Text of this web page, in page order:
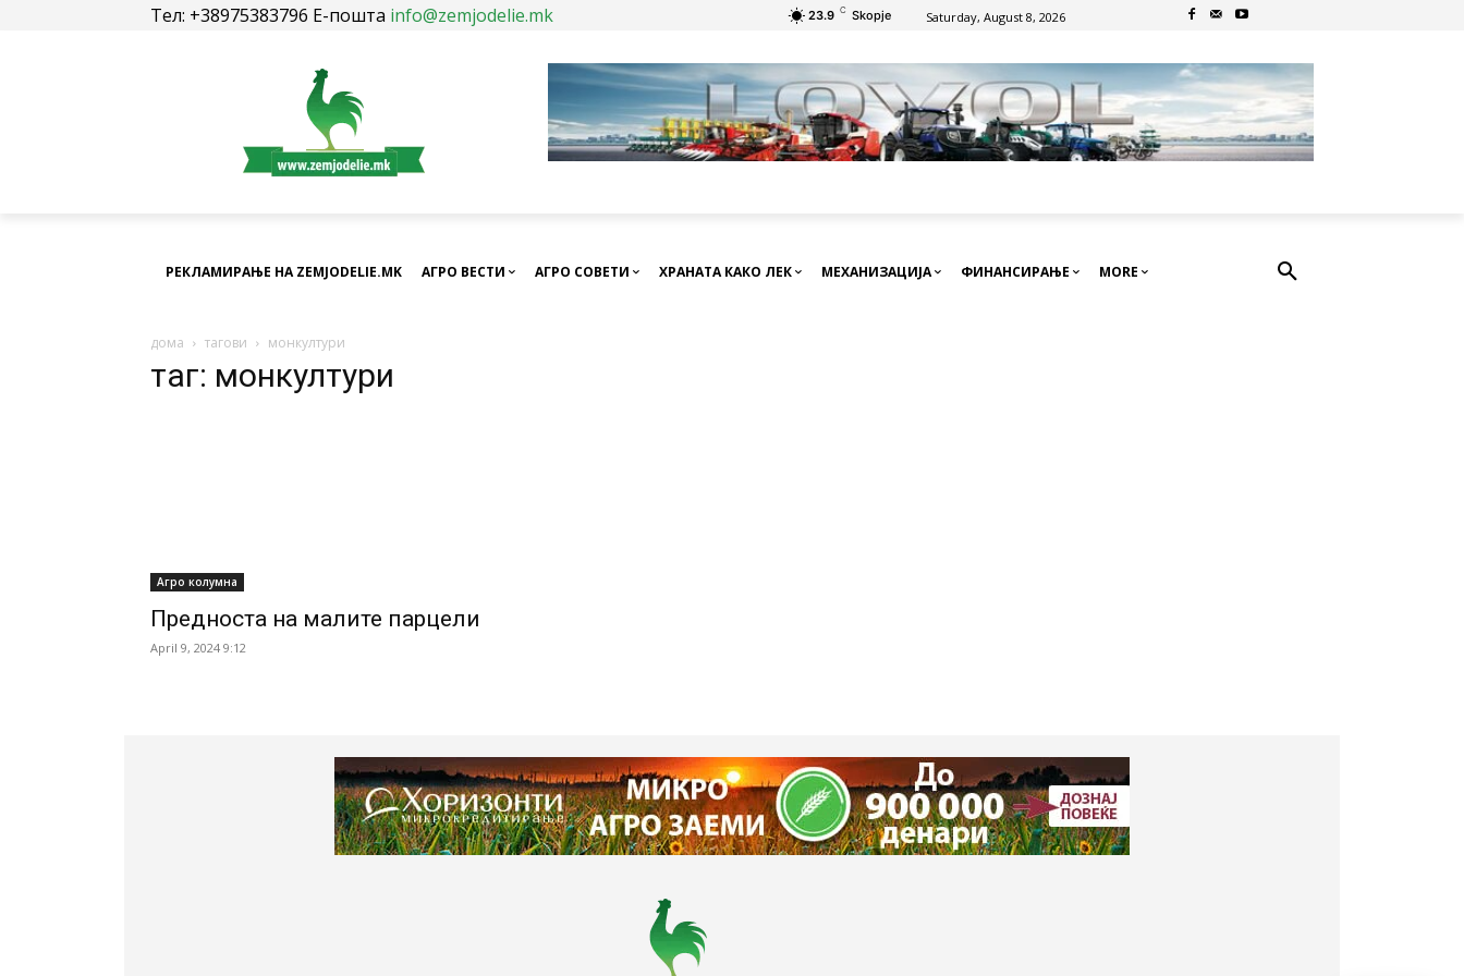
Тел: +38975383796 Е-пошта info@zemjodelie.mk 23.9 C Skopje Saturday, August 8, 2026
РЕКЛАМИРАЊЕ НА ZEMJODELIE.MK АГРО ВЕСТИ АГРО СОВЕТИ ХРАНАТА КАКО ЛЕК МЕХАНИЗАЦИЈА ФИНАНСИРАЊЕ MORE
дома тагови монкултури
таг: монкултури
Агро колумна
Предноста на малите парцели
April 9, 2024 9:12